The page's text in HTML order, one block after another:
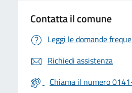
Contatta il comune
Leggi le domande
Richiedi assistenza
Chiama il numero